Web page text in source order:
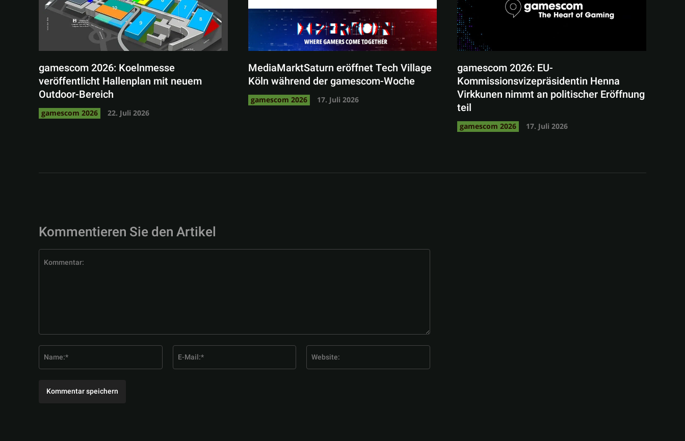
gamescom 2026: Koelnmesse
veröffentlicht Hallenplan mit neuem
Outdoor-Bereich
gamescom 2026 22. Juli 2026
MediaMarktSaturn eröffnet Tech Village
Köln während der gamescom-Woche
gamescom 2026 17. Juli 2026
gamescom 2026: EU-
Kommissionsvizepräsidentin Henna
Virkkunen nimmt an politischer Eröffnung
teil
gamescom 2026 17. Juli 2026
Kommentieren Sie den Artikel
Mail:*